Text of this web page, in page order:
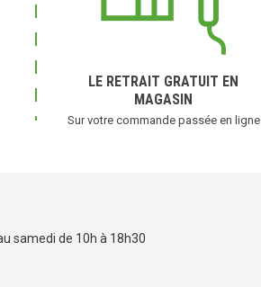
LE RETRAIT GRATUIT EN
MAGASIN
Sur votre commande passée en ligne
samedi de 10h à 18h30